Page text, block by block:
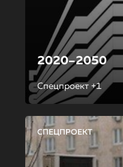
2020–2050
Спецпроект +1
СПЕЦПРОЕКТ